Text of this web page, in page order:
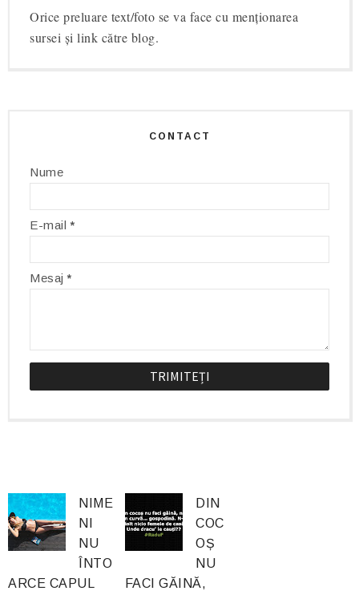
Orice preluare text/foto se va face cu menționarea
sursei și link către blog.
CONTACT
Nume
E-mail*
Mesaj*
NIME
NI
NU
ÎNTO
ARCE CAPUL
DIN
COC
OȘ
NU
FACI GĂINĂ,